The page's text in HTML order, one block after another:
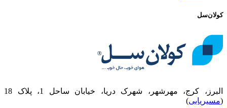
کولان‌سل
البرز، کرج، مهرشهر، شهرک دریا، خیابان ساحل 1، پلاک 18
(مسیریابی)